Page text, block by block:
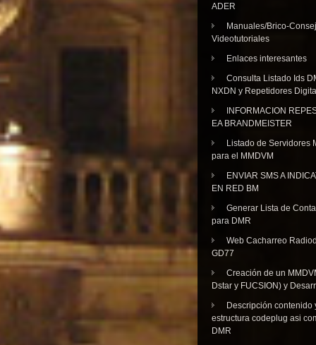
ADER
Manuales/Brico-
Videotutoriales
Enlaces interesantes
Consulta Listado Ids
NXDN y Repetidores
INFORMACION
EA BRANDMEISTER
Listado de Servidores
para el MMDVM
ENVIAR SMS A
EN RED BM
Generar Lista de
para DMR
Web Cacharreo
GD77
Creación de un
Dstar y FUCSION) y
Descripción contenido
estructura codeplug asi
DMR